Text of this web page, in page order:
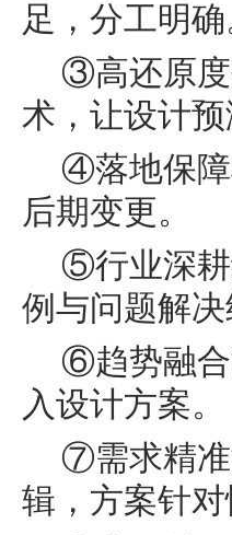
足，分工明确
③高还原度
术，让设计预
④落地保障
后期变更。
⑤行业深耕
例与问题解决
⑥趋势融合
入设计方案。
⑦需求精准
辑，方案针对